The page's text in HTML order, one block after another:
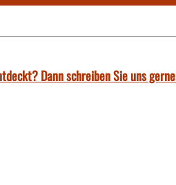
Dann schreiben Sie uns